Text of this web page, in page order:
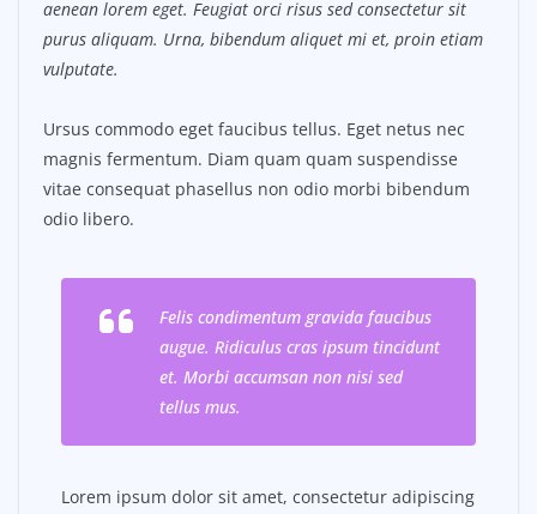
aenean lorem eget. Feugiat orci risus sed consectetur sit
purus aliquam. Urna, bibendum aliquet mi et, proin etiam
vulputate.
Ursus commodo eget faucibus tellus. Eget netus nec
magnis fermentum. Diam quam quam suspendisse
vitae consequat phasellus non odio morbi bibendum
odio libero.
Felis condimentum gravida faucibus
augue. Ridiculus cras ipsum tincidunt
et. Morbi accumsan non nisi sed
tellus mus.
Lorem ipsum dolor sit amet, consectetur adipiscing